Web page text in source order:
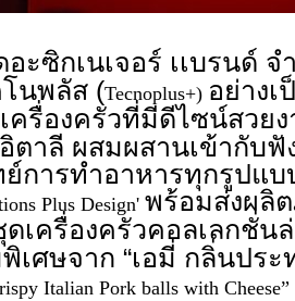
อะซิกเนเจอร์ เเบรนด์
นพลัส (Tecnoplus+) อย่าง
ครื่องครัวที่มีดีไซน์สวย
ตาลี ผสมผสานเข้ากับฟั
การทำอาหารทุกรูปแ
Plus Design' พร้อมส่งผ
ดเครื่องครัวคอลเลกชั่น
เศษจาก “เอมี่ กลิ่นปร
Italian Pork balls with Cheese”